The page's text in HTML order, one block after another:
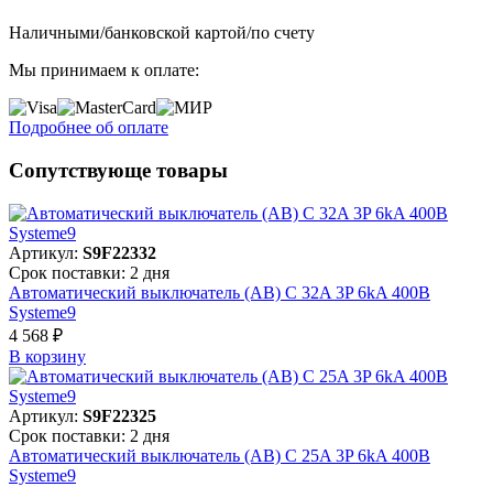
Наличными/банковской картой/по счету
Мы принимаем к оплате:
Подробнее об оплате
Сопутствующе товары
Артикул: S9F22332
Срок поставки: 2 дня
Автоматический выключатель (АВ) C 32A 3P 6kA 400В
Systeme9
4 568 ₽
В корзинy
Артикул: S9F22325
Срок поставки: 2 дня
Автоматический выключатель (АВ) C 25A 3P 6kA 400В
Systeme9